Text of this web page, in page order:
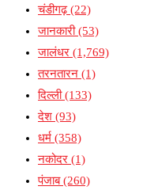
चंडीगढ़(22)
जानकारी(53)
जालंधर (1,769)
तरनतारन (1)
दिल्ली(133)
देश (93)
धर्म (358)
नकोदर (1)
पंजाब(260)